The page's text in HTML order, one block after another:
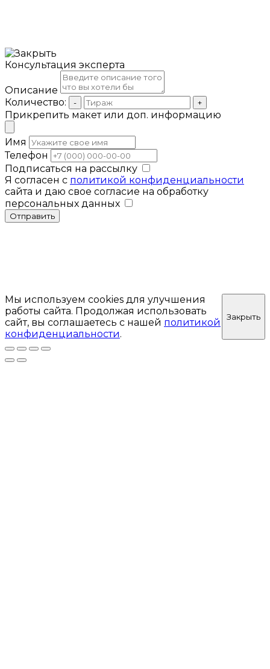
Консультация эксперта
Описание
Количество:
- +
Прикрепить макет или доп. информацию
Имя
Телефон
Подписаться на рассылку
Я согласен с политикой конфиденциальности
сайта и даю свое согласие на обработку
персональных данных
Отправить
Мы используем cookies для улучшения
работы сайта. Продолжая использовать
сайт, вы соглашаетесь с нашей политикой
конфиденциальности.
Закрыть